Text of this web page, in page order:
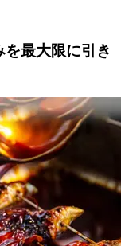
最大限に引き